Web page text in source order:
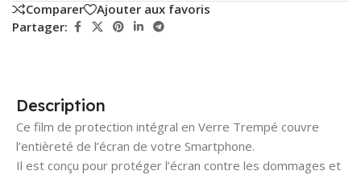
Comparer
Ajouter aux favoris
Partager:
Description
Ce film de protection intégral en Verre Trempé couvre
l’entièreté de l’écran de votre Smartphone.
Il est conçu pour protéger l’écran contre les dommages et